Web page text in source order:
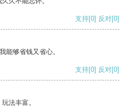
支持[0] 反对[0]
能够省钱又省心。
支持[0] 反对[0]
法丰富。